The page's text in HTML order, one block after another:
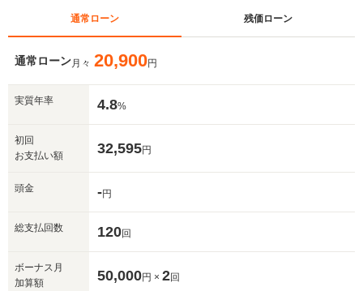
通常ローン 残価ローン
通常ローン月々 20,900円
実質年率 4.8%
初回
お支払い額
32,595円
頭金 -円
総支払回数 120回
ボーナス月
加算額
50,000円 × 2回